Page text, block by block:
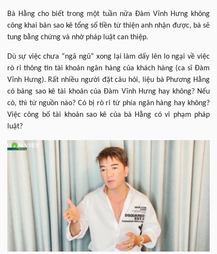
Bà Hằng cho biết trong một tuần nữa Đàm Vĩnh Hưng không
công khai bản sao kê tổng số tiền từ thiện anh nhận được, bà sẽ
tung bằng chứng và nhờ pháp luật can thiệp.
Dù sự việc chưa “ngã ngũ” xong lại làm dấy lên lo ngại về việc
rò rỉ thông tin tài khoản ngân hàng của khách hàng (ca sĩ Đàm
Vĩnh Hưng). Rất nhiều người đặt câu hỏi, liệu bà Phương Hằng
có bảng sao kê tài khoản của Đàm Vĩnh Hưng hay không? Nếu
có, thì từ nguồn nào? Có bị rò rỉ từ phía ngân hàng hay không?
Việc công bố tài khoản sao kê của bà Hằng có vi phạm pháp
luật?